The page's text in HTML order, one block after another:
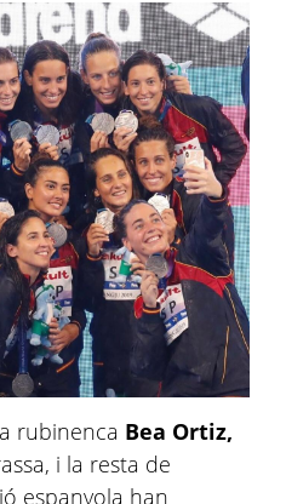
rubinenca Bea Ortiz,
i la resta de
espanyola han